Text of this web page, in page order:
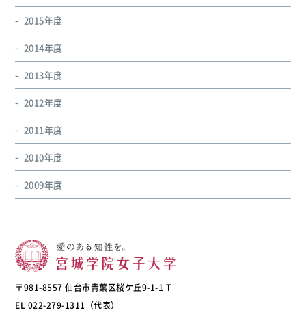
2015年度
2014年度
2013年度
2012年度
2011年度
2010年度
2009年度
〒981-8557 仙台市青葉区桜ケ丘9-1-1 T
EL 022-279-1311（代表）